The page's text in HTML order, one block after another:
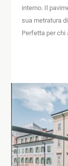
interno. Il
sua metratura
Perfetta per chi